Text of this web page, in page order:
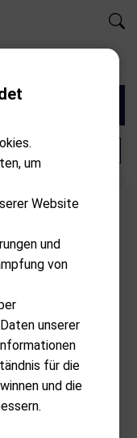
‹
ALBATROSS
um
Website
und
von
unserer
für die
und die